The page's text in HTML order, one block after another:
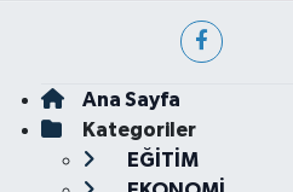
Ana Sayfa
Kategoriler
EĞİTİM